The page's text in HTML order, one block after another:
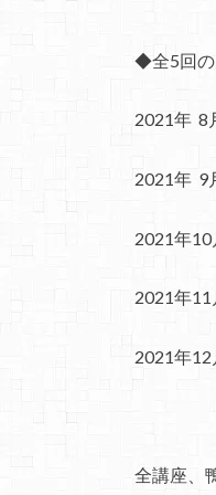
◆全5回の
2021年 8
2021年 9
2021年10
2021年11
2021年12
全講座、